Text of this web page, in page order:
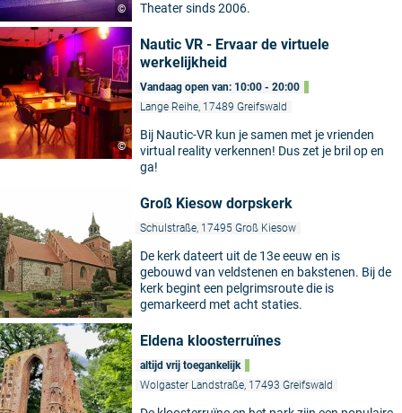
©
Theater sinds 2006.
©
Nautic VR - Ervaar de virtuele
werkelijkheid
Vandaag open van: 10:00 - 20:00
Lange Reihe, 17489 Greifswald
Bij Nautic-VR kun je samen met je vrienden
virtual reality verkennen! Dus zet je bril op en
ga!
Groß Kiesow dorpskerk
Schulstraße, 17495 Groß Kiesow
De kerk dateert uit de 13e eeuw en is
gebouwd van veldstenen en bakstenen. Bij de
kerk begint een pelgrimsroute die is
gemarkeerd met acht staties.
Eldena kloosterruïnes
altijd vrij toegankelijk
Wolgaster Landstraße, 17493 Greifswald